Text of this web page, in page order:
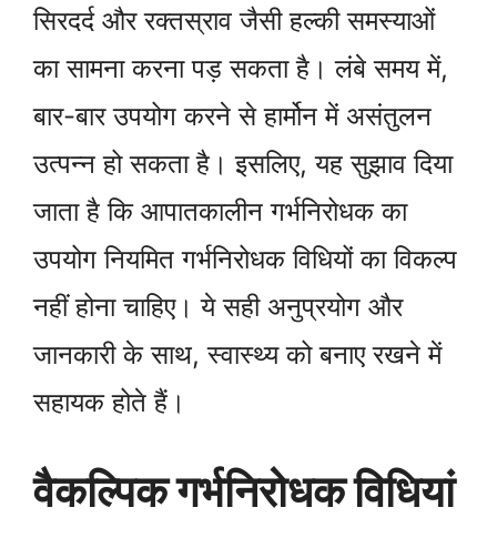
सिरदर्द और रक्तस्राव जैसी हल्की समस्याओं
का सामना करना पड़ सकता है। लंबे समय में,
बार-बार उपयोग करने से हार्मोन में असंतुलन
उत्पन्न हो सकता है। इसलिए, यह सुझाव दिया
जाता है कि आपातकालीन गर्भनिरोधक का
उपयोग नियमित गर्भनिरोधक विधियों का विकल्प
नहीं होना चाहिए। ये सही अनुप्रयोग और
जानकारी के साथ, स्वास्थ्य को बनाए रखने में
सहायक होते हैं।
वैकल्पिक गर्भनिरोधक विधियां